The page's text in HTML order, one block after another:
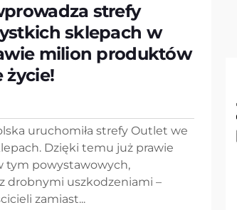
strefy
sklepach w
milion produktów
życie!
uruchomiła strefy Outlet we
Dzięki temu już prawie
tym powystawowych,
drobnymi uszkodzeniami –
zamiast...